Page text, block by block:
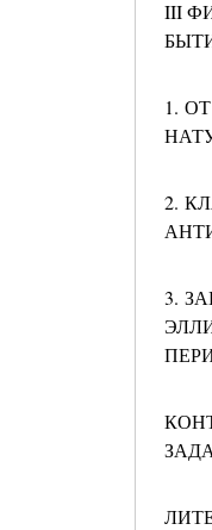
III
1.
2.
3.